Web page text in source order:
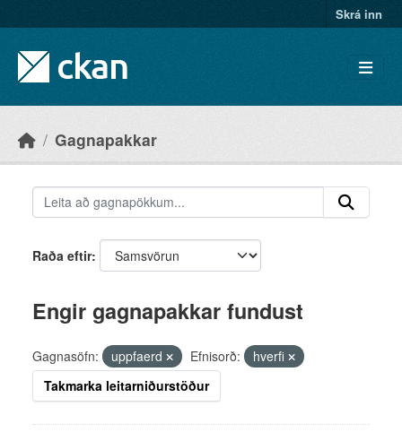
Skrá inn
Gagnapakkar
Raða eftir
Engir gagnapakkar fundust
Gagnasöfn: uppfaerd Efnisorð:
hverfi
Takmarka leitarniðurstöður